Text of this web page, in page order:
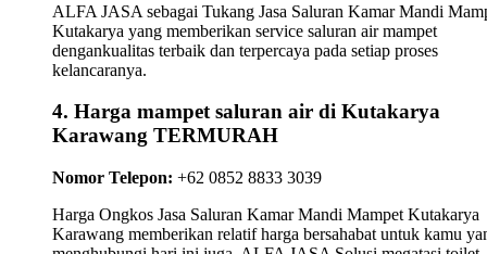
ALFA JASA sebagai Tukang Jasa Saluran Kamar Mandi
Kutakarya yang memberikan service saluran air mampet
dengankualitas terbaik dan terpercaya pada setiap proses
kelancaranya.
4. Harga mampet saluran air di Kutakarya
Karawang TERMURAH
Nomor Telepon: +62 0852 8833 3039
Harga Ongkos Jasa Saluran Kamar Mandi Mampet Kutakarya
Karawang memberikan relatif harga bersahabat untuk kamu